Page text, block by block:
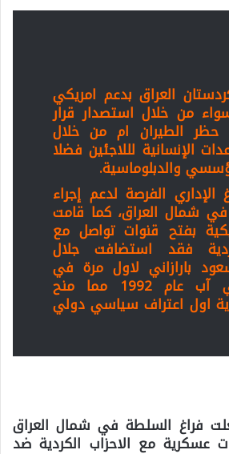
العراق بدعم امريكي
من خلال استصدار قرار
الطيران ام من خلال
الإنسانية لللاجئين فضلا
والدبلوماسية.
الإداري الفرصة لدعم إجراء
في شمال العراق، كما قامت
بفتح قنوات تواصل مع
فقد استضافت جلال
بارازاني لاول مرة في
واشنطن في آب عام 1992 مما منح
اول اعتراف سياسي دولي
فراغ السلطة في شمال العراق
عسكرية مع الاحزاب الكردية ضد